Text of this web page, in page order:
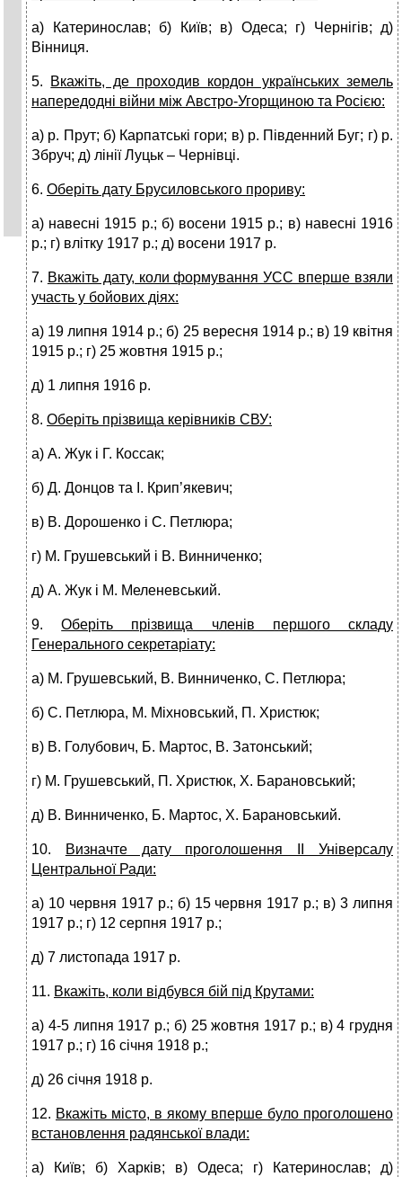
а) Катеринослав; б) Київ; в) Одеса; г) Чернігів; д)
Вінниця.
5. Вкажіть, де проходив кордон українських земель
напередодні війни між Австро-Угорщиною та Росією:
а) р. Прут; б) Карпатські гори; в) р. Південний Буг; г) р.
Збруч; д) лінії Луцьк – Чернівці.
6. Оберіть дату Брусиловського прориву:
а) навесні 1915 р.; б) восени 1915 р.; в) навесні 1916
р.; г) влітку 1917 р.; д) восени 1917 р.
7. Вкажіть дату, коли формування УСС вперше взяли
участь у бойових діях:
а) 19 липня 1914 р.; б) 25 вересня 1914 р.; в) 19 квітня
1915 р.; г) 25 жовтня 1915 р.;
д) 1 липня 1916 р.
8. Оберіть прізвища керівників СВУ:
а) А. Жук і Г. Коссак;
б) Д. Донцов та І. Крип’якевич;
в) В. Дорошенко і С. Петлюра;
г) М. Грушевський і В. Винниченко;
д) А. Жук і М. Меленевський.
9.Оберіть прізвища членів першого складу
Генерального секретаріату:
а) М. Грушевський, В. Винниченко, С. Петлюра;
б) С. Петлюра, М. Міхновський, П. Христюк;
в) В. Голубович, Б. Мартос, В. Затонський;
г) М. Грушевський, П. Христюк, X. Барановський;
д) В. Винниченко, Б. Мартос, X. Барановський.
10.
Визначте дату проголошення II Універсалу
Центральної Ради:
а) 10 червня 1917 р.; б) 15 червня 1917 р.; в) 3 липня
1917 р.; г) 12 серпня 1917 р.;
д) 7 листопада 1917 р.
11. Вкажіть, коли відбувся бій під Крутами:
а) 4-5 липня 1917 р.; б) 25 жовтня 1917 р.; в) 4 грудня
1917 р.; г) 16 січня 1918 р.;
д) 26 січня 1918 р.
12. Вкажіть місто, в якому вперше було проголошено
встановлення радянської влади:
а) Київ; б) Харків; в) Одеса; г) Катеринослав; д)